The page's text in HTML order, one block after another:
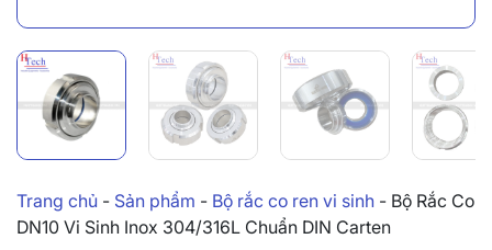
Trang chủ - Sản phẩm - Bộ rắc co ren vi sinh - Bộ Rắc Co
DN10 Vi Sinh Inox 304/316L Chuẩn DIN Carten